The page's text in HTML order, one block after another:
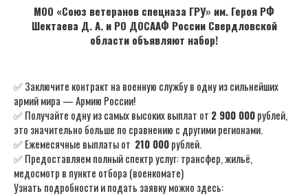
МОО «Союз ветеранов спецназа ГРУ» им. Героя РФ
Шектаева Д. А. и РО ДОСААФ России Свердловской
области объявляют набор!
✅ Заключите контракт на военную службу в одну из сильнейших
армий мира — Армию России!
✅ Получайте одну из самых высоких выплат от 2 900 000рублей,
это значительно больше по сравнению с другими регионами.
✅ Ежемесячные выплаты от 210 000рублей.
✅ Предоставляем полный спектр услуг: трансфер, жильё,
медосмотр в пункте отбора (военкомате)
Узнать подробности и подать заявку можно здесь: